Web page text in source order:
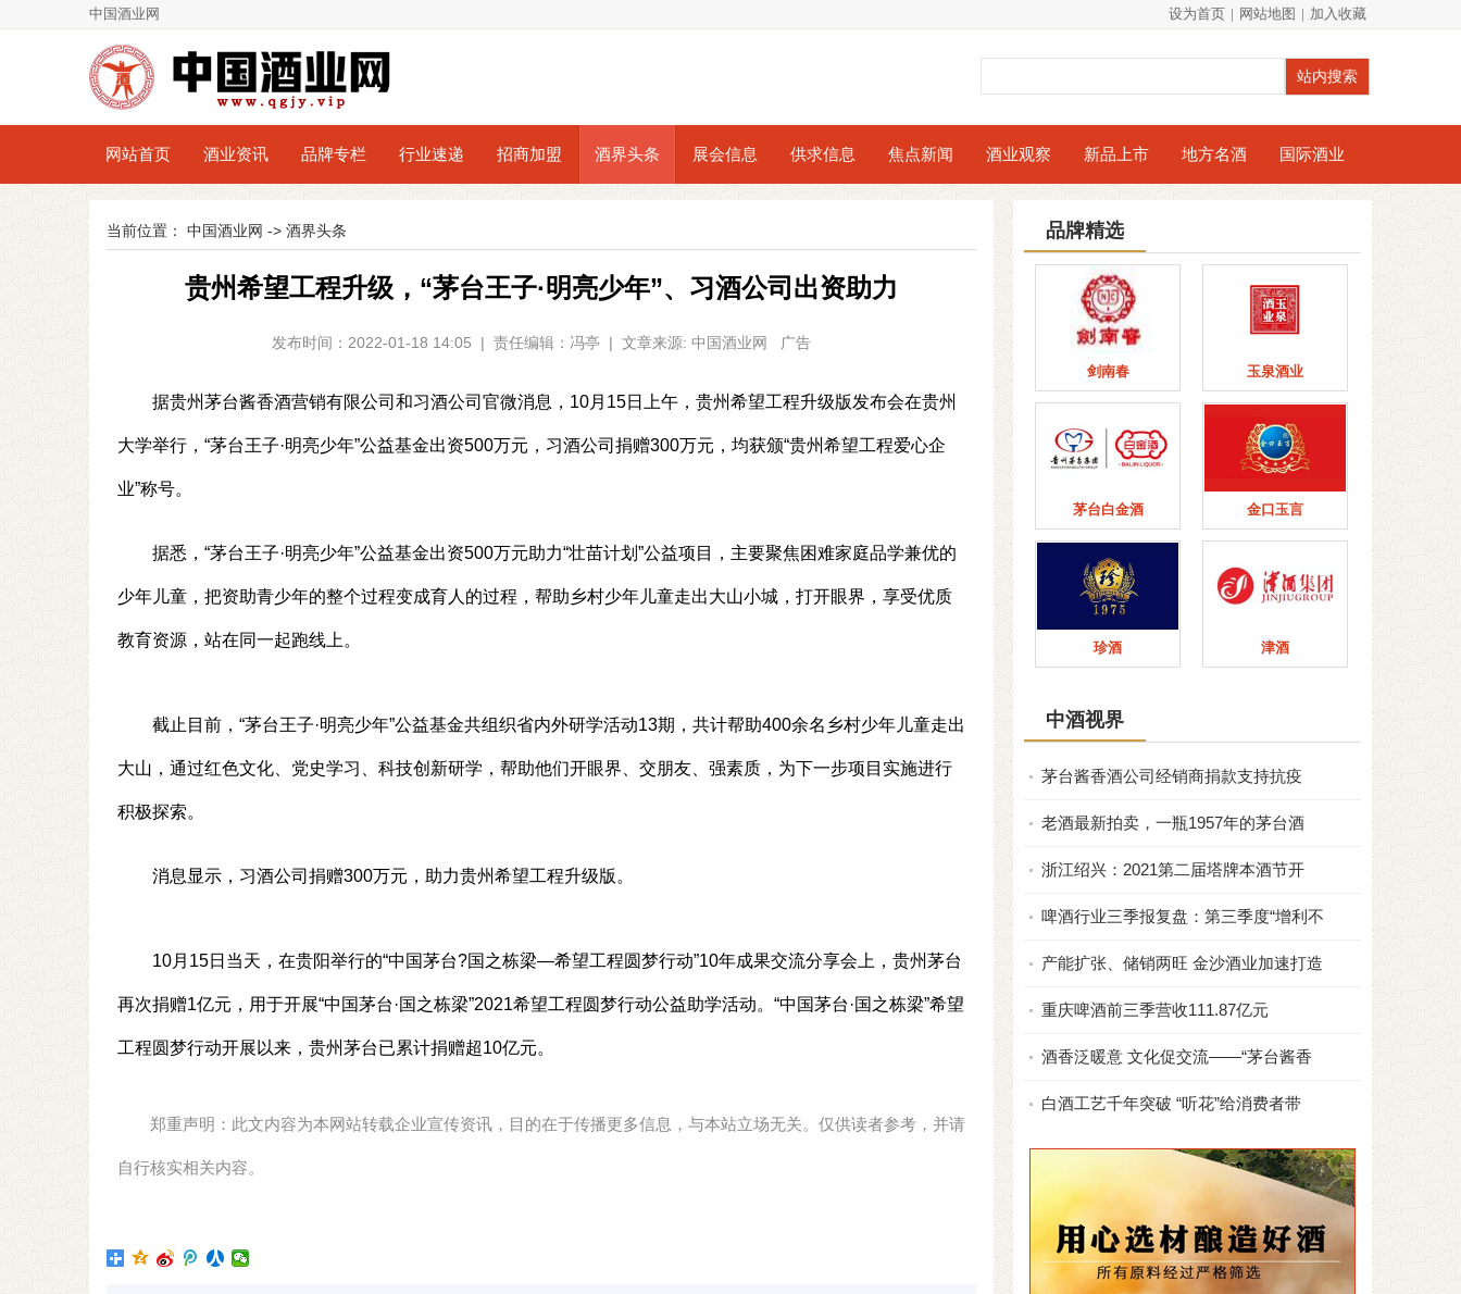
中国酒业网 设为首页 | 网站地图 | 加入收藏
网站首页 酒业资讯 品牌专栏 行业速递 招商加盟 酒界头条 展会信息 供求信息 焦点新闻 酒业观察 新品上市 地方名酒 国际酒业
当前位置： 中国酒业网 -> 酒界头条
贵州希望工程升级，“茅台王子·明亮少年”、习酒公司出资助力
发布时间：2022-01-18 14:05 | 责任编辑：冯亭 | 文章来源: 中国酒业网 广告
据贵州茅台酱香酒营销有限公司和习酒公司官微消息，10月15日上午，贵州希望工程升级版发布会在贵州
大学举行，“茅台王子·明亮少年”公益基金出资500万元，习酒公司捐赠300万元，均获颁“贵州希望工程爱心企
业”称号。
据悉，“茅台王子·明亮少年”公益基金出资500万元助力“壮苗计划”公益项目，主要聚焦困难家庭品学兼优的
少年儿童，把资助青少年的整个过程变成育人的过程，帮助乡村少年儿童走出大山小城，打开眼界，享受优质
教育资源，站在同一起跑线上。
截止目前，“茅台王子·明亮少年”公益基金共组织省内外研学活动13期，共计帮助400余名乡村少年儿童走出
大山，通过红色文化、党史学习、科技创新研学，帮助他们开眼界、交朋友、强素质，为下一步项目实施进行
积极探索。
消息显示，习酒公司捐赠300万元，助力贵州希望工程升级版。
10月15日当天，在贵阳举行的“中国茅台?国之栋梁—希望工程圆梦行动”10年成果交流分享会上，贵州茅台
再次捐赠1亿元，用于开展“中国茅台·国之栋梁”2021希望工程圆梦行动公益助学活动。“中国茅台·国之栋梁”希望
工程圆梦行动开展以来，贵州茅台已累计捐赠超10亿元。
郑重声明：此文内容为本网站转载企业宣传资讯，目的在于传播更多信息，与本站立场无关。仅供读者参考，并请
自行核实相关内容。
品牌精选
剑南春 玉泉酒业
茅台白金酒 金口玉言
珍酒 津酒
中酒视界
茅台酱香酒公司经销商捐款支持抗疫
老酒最新拍卖，一瓶1957年的茅台酒
浙江绍兴：2021第二届塔牌本酒节开
啤酒行业三季报复盘：第三季度“增利不
产能扩张、储销两旺 金沙酒业加速打造
重庆啤酒前三季营收111.87亿元
酒香泛暖意 文化促交流——“茅台酱香
白酒工艺千年突破 “听花”给消费者带